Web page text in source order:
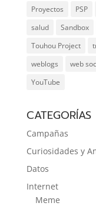
Proyectos
PSP
salud
Sandbox
Touhou Project
weblogs
web
YouTube
CATEGORÍAS
Campañas
Curiosidades y
Datos
Internet
Meme